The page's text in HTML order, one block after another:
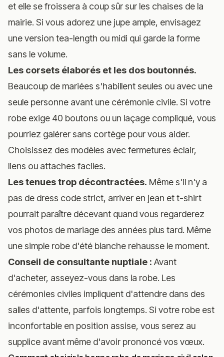
et elle se froissera à coup sûr sur les chaises de la
mairie. Si vous adorez une jupe ample, envisagez
une version tea-length ou midi qui garde la forme
sans le volume.
Les corsets élaborés et les dos boutonnés.
Beaucoup de mariées s'habillent seules ou avec une
seule personne avant une cérémonie civile. Si votre
robe exige 40 boutons ou un laçage compliqué, vous
pourriez galérer sans cortège pour vous aider.
Choisissez des modèles avec fermetures éclair,
liens ou attaches faciles.
Les tenues trop décontractées. Même s'il n'y a
pas de dress code strict, arriver en jean et t-shirt
pourrait paraître décevant quand vous regarderez
vos photos de mariage des années plus tard. Même
une simple robe d'été blanche rehausse le moment.
Conseil de consultante nuptiale : Avant
d'acheter, asseyez-vous dans la robe. Les
cérémonies civiles impliquent d'attendre dans des
salles d'attente, parfois longtemps. Si votre robe est
inconfortable en position assise, vous serez au
supplice avant même d'avoir prononcé vos vœux.